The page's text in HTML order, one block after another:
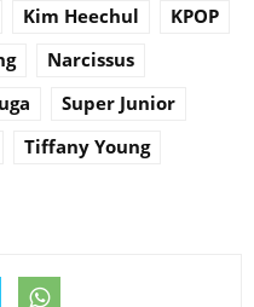
Kim Heechul
KPOP
Narcissus
Super Junior
Tiffany Young